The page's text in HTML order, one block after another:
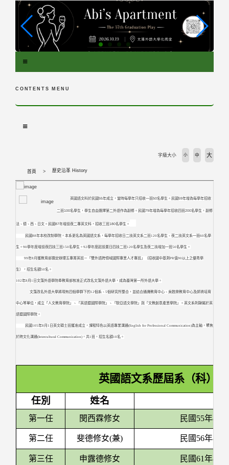
CONTENTS MENU
首頁 歷史沿革 History
字級大小 小 中 大
英國語文科於民國55年成立，當時每學年只招收一班50名學生。民國59年增為每學年招收
二班100名學生，學生自由選擇第二外語作為副修。民國79年增為每學年招收四班200名學生，副修
法、德、西、日文。民國87年增設夜二專英文科，招收三班180名學生。
民國88年本校改制學院，本系更名為英國語文系，每學年招收日二技英文系二班120名學生、夜二技英文系一班60名學
生。 90學年度增設夜四技三班150名學生。 92學年度起設置日四技二班120名學生及夜二技增加一班50名學生。
99年8月獲教育部選定辦理五專菁英班－「雙外語跨領域國際專業人才專班」（招收國中基測PR值90以上之優秀學
生），招生名額50名。
102年8月 1 日文藻外語學院奉教育部核准正式改名文藻外語大學，成為臺灣第一所外語大學。
文藻改名外語大學將現有四個學群下的12個系、 5個研究所整合，並結合通識教育中心、吳甦樂教育中心及師資培育
中心等單位，成立「人文教育學院」、「英語暨國際學院」、「歐亞語文學院」與「文教創意產業學院」。英文系則隸屬於英
語暨國際學院。
民國105年8月1日英文碩士班獲准成立，課程特色以英語專業溝通(English for Professional Communication)為主軸，聚焦
於跨文化溝通(Intercultural Communication)，共1班，招生名額10名。
英國語文系歷屆系（科）
任別 姓名
第一任 閔西霖修女 民國55年8月
第二任 斐德修女(兼) 民國56年8月
第三任 申露德修女 民國61年8月